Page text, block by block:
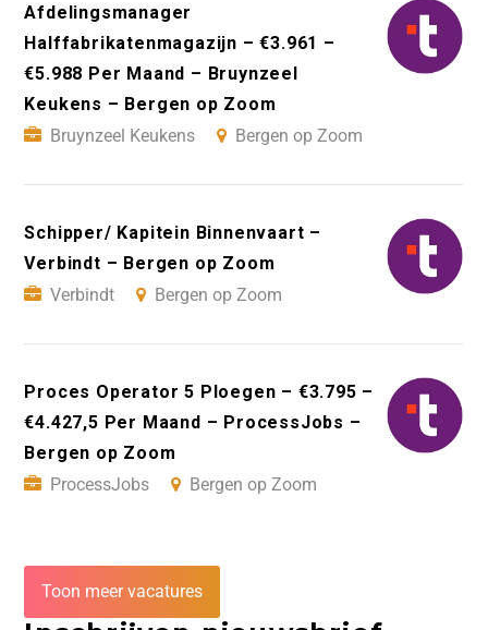
Afdelingsmanager
Halffabrikatenmagazijn – €3.961 –
€5.988 Per Maand – Bruynzeel
Keukens – Bergen op Zoom
Bruynzeel Keukens
Bergen op Zoom
Schipper/ Kapitein Binnenvaart –
Verbindt – Bergen op Zoom
Verbindt
Bergen op Zoom
Proces Operator 5 Ploegen – €3.795 –
€4.427,5 Per Maand – ProcessJobs –
Bergen op Zoom
ProcessJobs
Bergen op Zoom
Toon meer vacatures